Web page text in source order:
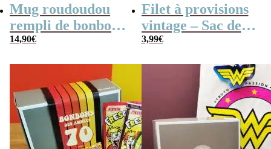
Mug roudoudou
rempli de bonbons
rétro
14,90€
Filet à provisions
vintage – Sac de
course
3,99€